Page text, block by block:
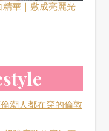
精華｜敷成亮麗光
潮人都在穿的倫敦